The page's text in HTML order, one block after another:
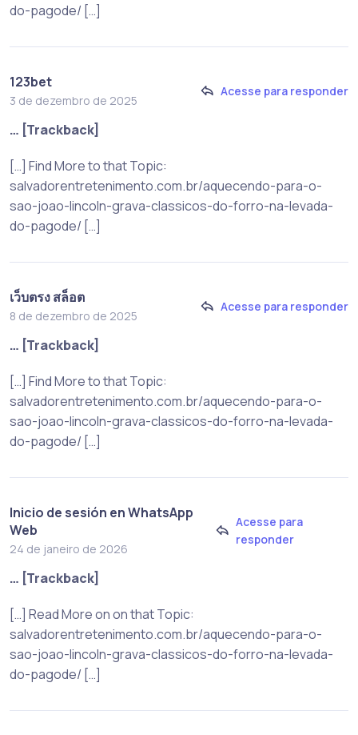
do-pagode/ […]
123bet
3 de dezembro de 2025
Acesse para responder
… [Trackback]
[…] Find More to that Topic:
salvadorentretenimento.com.br/aquecendo-para-o-
sao-joao-lincoln-grava-classicos-do-forro-na-levada-
do-pagode/ […]
เว็บตรง สล็อต
8 de dezembro de 2025
Acesse para responder
… [Trackback]
[…] Find More to that Topic:
salvadorentretenimento.com.br/aquecendo-para-o-
sao-joao-lincoln-grava-classicos-do-forro-na-levada-
do-pagode/ […]
Inicio de sesión en WhatsApp
Web
24 de janeiro de 2026
Acesse para
responder
… [Trackback]
[…] Read More on on that Topic:
salvadorentretenimento.com.br/aquecendo-para-o-
sao-joao-lincoln-grava-classicos-do-forro-na-levada-
do-pagode/ […]